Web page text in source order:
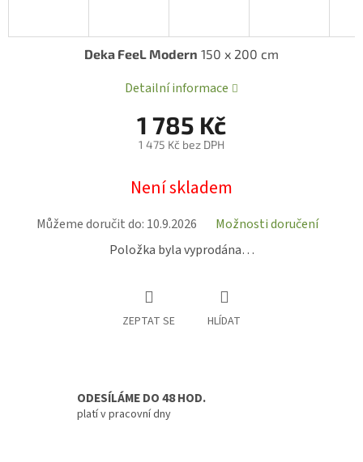
1 785 Kč
1 475 Kč bez DPH
cena:
Není skladem
Můžeme doručit do: 10.9.2026
Možnosti doručení
Položka byla vyprodána…
Deka FeeL Modern 150 x 200 cm
Detailní informace
ZEPTAT SE HLÍDAT
ODESÍLÁME DO 48 HOD.
platí v pracovní dny